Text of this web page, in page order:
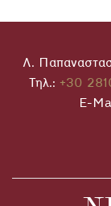
Λ.
Τηλ.: +30
E-